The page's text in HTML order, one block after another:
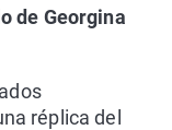
de Georgina
réplica del